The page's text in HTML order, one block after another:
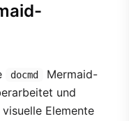
docmd
Mermaid-
und
Elemente